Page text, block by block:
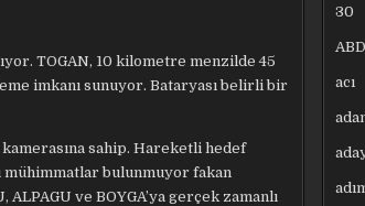
TOGAN, 10 kilometre menzilde 45
imkanı sunuyor. Bataryası belirli bir
sahip. Hareketli hedef
mühimmatlar bulunmuyor fakan
ve BOYGA’ya gerçek zamanlı
30
ABD
acı